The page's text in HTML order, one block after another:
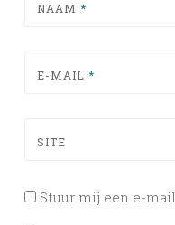
NAAM *
E-MAIL *
SITE
Stuur mij een e-